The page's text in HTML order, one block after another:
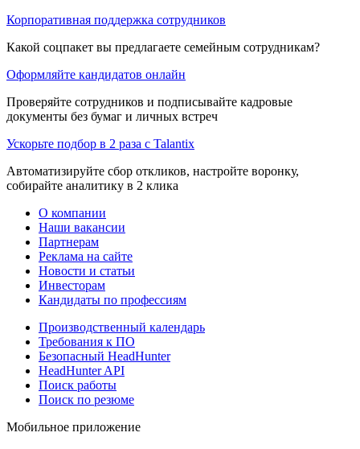
Корпоративная поддержка сотрудников
Какой соцпакет вы предлагаете семейным сотрудникам?
Оформляйте кандидатов онлайн
Проверяйте сотрудников и подписывайте кадровые
документы без бумаг и личных встреч
Ускорьте подбор в 2 раза с Talantix
Автоматизируйте сбор откликов, настройте воронку,
собирайте аналитику в 2 клика
О компании
Наши вакансии
Партнерам
Реклама на сайте
Новости и статьи
Инвесторам
Кандидаты по профессиям
Производственный календарь
Требования к ПО
Безопасный HeadHunter
HeadHunter API
Поиск работы
Поиск по резюме
Мобильное приложение